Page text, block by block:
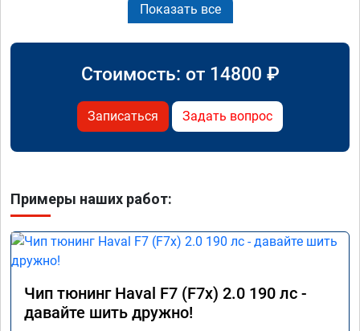
Показать все
Стоимость: от 14800 ₽
Записаться Задать вопрос
Примеры наших работ:
Чип тюнинг Haval F7 (F7x) 2.0 190 лс -
давайте шить дружно!